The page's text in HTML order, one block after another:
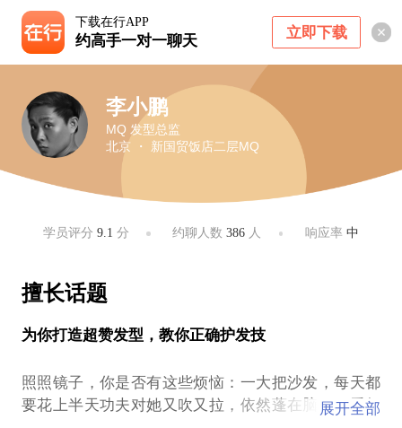
下载在行APP
约高手一对一聊天 立即下载
李小鹏
MQ 发型总监
北京 ・ 新国贸饭店二层MQ
学员评分9.1 分 约聊人数386 人 响应率 中
擅长话题
为你打造超赞发型，教你正确护发技
照照镜子，你是否有这些烦恼：一大把沙发，每天都
要花上半天功夫对她又吹又拉，依然蓬在脑顶，看起
展开全部